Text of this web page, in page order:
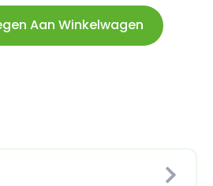
Aan Winkelwagen